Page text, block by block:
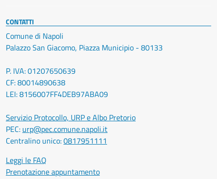
CONTATTI
Comune di Napoli
Palazzo San Giacomo, Piazza Municipio - 80133
P. IVA: 01207650639
CF: 80014890638
LEI: 8156007FF4DEB97ABA09
Servizio Protocollo, URP e Albo Pretorio
PEC: urp@pec.comune.napoli.it
Centralino unico:0817951111
Leggi le FAQ
Prenotazione appuntamento